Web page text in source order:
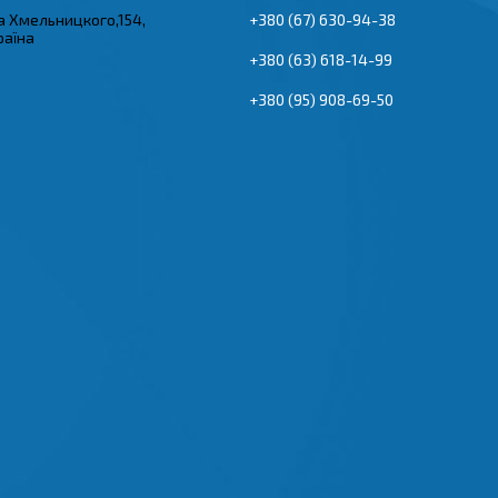
Хмельницкого,154,
+380 (67) 630-94-38
+380 (63) 618-14-99
+380 (95) 908-69-50